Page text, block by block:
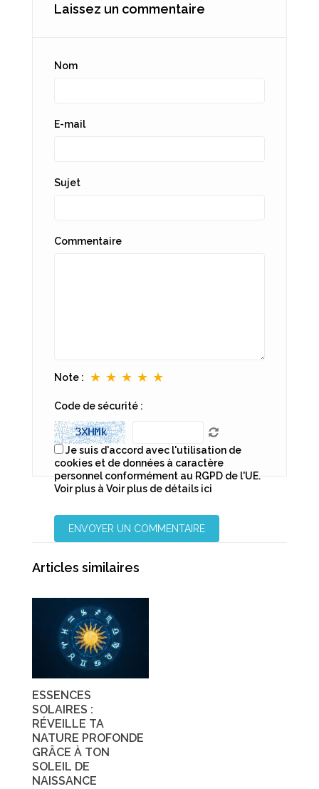
Laissez un commentaire
Nom
E-mail
Sujet
Commentaire
Note : ★ ★ ★ ★ ★
Code de sécurité :
Je suis d'accord avec l'utilisation de
cookies et de données à caractère
personnel conformément au RGPD de l'UE.
Voir plus à Voir plus de détails ici
Articles similaires
ESSENCES
SOLAIRES :
RÉVEILLE TA
NATURE PROFONDE
GRÂCE À TON
SOLEIL DE
NAISSANCE